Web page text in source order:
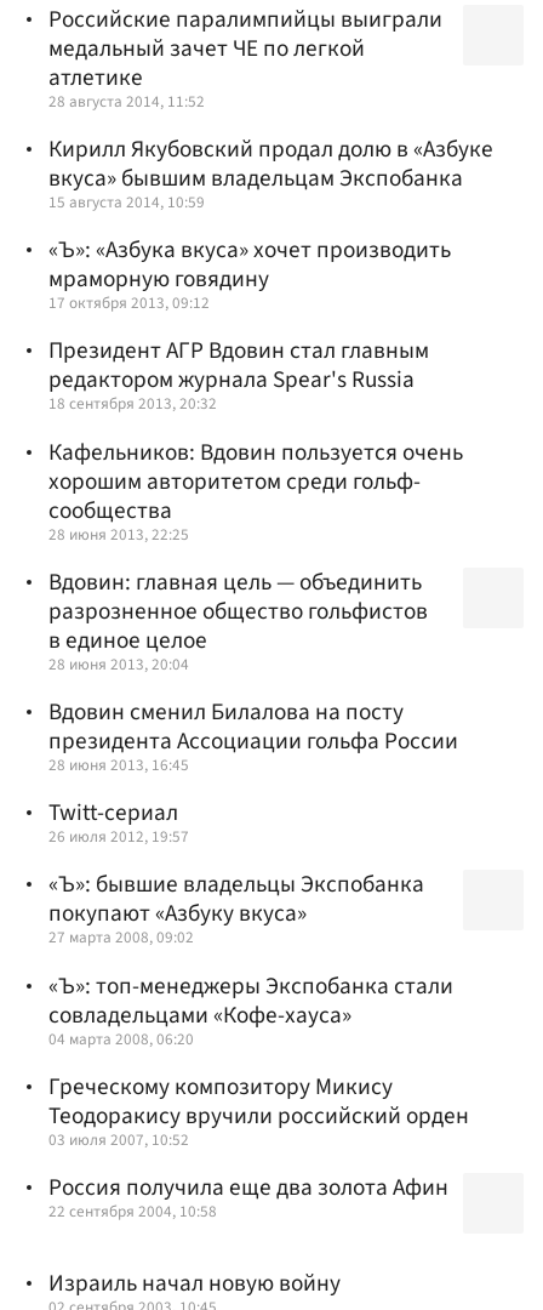
Российские паралимпийцы выиграли
медальный зачет ЧЕ по легкой
атлетике
28 августа 2014, 11:52
Кирилл Якубовский продал долю в «Азбуке
вкуса» бывшим владельцам Экспобанка
15 августа 2014, 10:59
«Ъ»: «Азбука вкуса» хочет производить
мраморную говядину
17 октября 2013, 09:12
Президент АГР Вдовин стал главным
редактором журнала Spear's Russia
18 сентября 2013, 20:32
Кафельников: Вдовин пользуется очень
хорошим авторитетом среди гольф-
сообщества
28 июня 2013, 22:25
Вдовин: главная цель — объединить
разрозненное общество гольфистов
в единое целое
28 июня 2013, 20:04
Вдовин сменил Билалова на посту
президента Ассоциации гольфа России
28 июня 2013, 16:45
Twitt-сериал
26 июля 2012, 19:57
«Ъ»: бывшие владельцы Экспобанка
покупают «Азбуку вкуса»
27 марта 2008, 09:02
«Ъ»: топ-менеджеры Экспобанка стали
совладельцами «Кофе-хауса»
04 марта 2008, 06:20
Греческому композитору Микису
Теодоракису вручили российский орден
03 июля 2007, 10:52
Россия получила еще два золота Афин
22 сентября 2004, 10:58
Израиль начал новую войну